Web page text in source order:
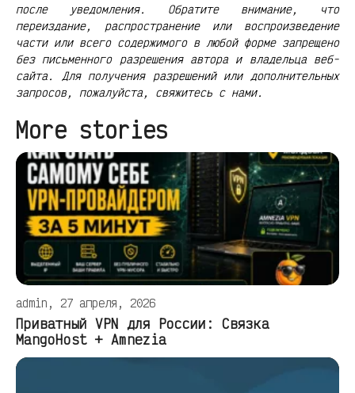
после уведомления. Обратите внимание, что
переиздание, распространение или воспроизведение
части или всего содержимого в любой форме запрещено
без письменного разрешения автора и владельца веб-
сайта. Для получения разрешений или дополнительных
запросов, пожалуйста, свяжитесь с нами.
More stories
admin, 27 апреля, 2026
Приватный VPN для России: Связка
MangoHost + Amnezia